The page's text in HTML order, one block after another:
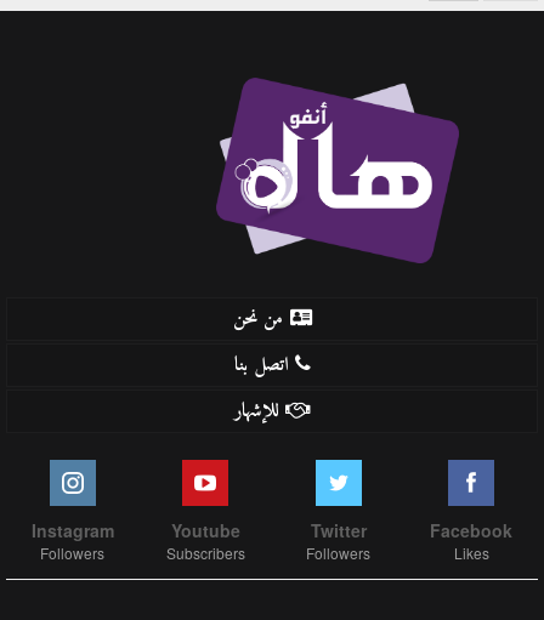
من نحن
اتصل بنا
للإشهار
Facebook
Likes
Twitter
Followers
Youtube
Subscribers
Instagram
Followers